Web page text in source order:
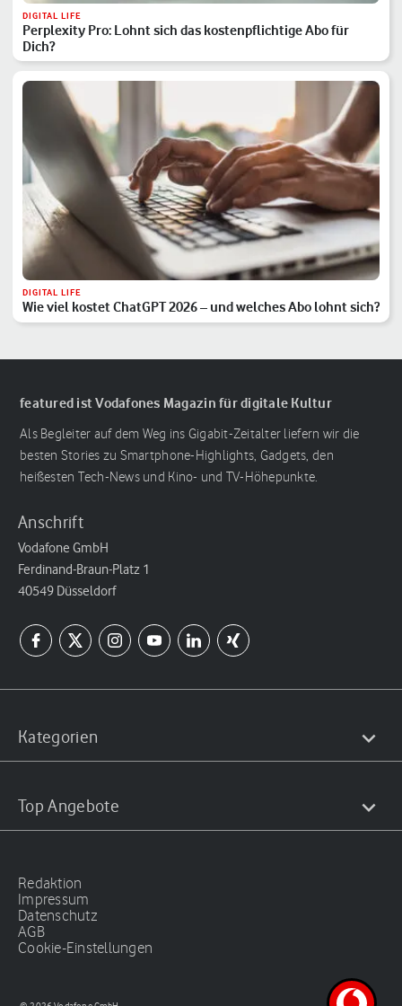
DIGITAL LIFE
Perplexity Pro: Lohnt sich das kostenpflichtige Abo für
Dich?
DIGITAL LIFE
Wie viel kostet ChatGPT 2026 – und welches Abo lohnt sich?
featured ist Vodafones Magazin für digitale Kultur
Als Begleiter auf dem Weg ins Gigabit-Zeitalter liefern wir die
besten Stories zu Smartphone-Highlights, Gadgets, den
heißesten Tech-News und Kino- und TV-Höhepunkte.
Anschrift
Vodafone GmbH
Ferdinand-Braun-Platz 1
40549 Düsseldorf
Kategorien
Top Angebote
Redaktion
Impressum
Datenschutz
AGB
Cookie-Einstellungen